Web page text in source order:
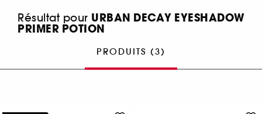
Résultat pour URBAN DECAY EYESHADOW
PRIMER POTION
PRODUITS (3)